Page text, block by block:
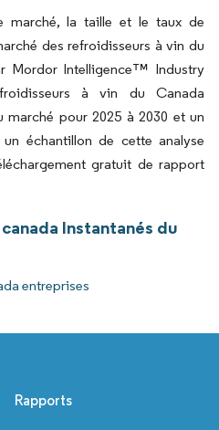
marché, la taille et le taux de
des refroidisseurs à vin du
Mordor Intelligence™ Industry
à vin du Canada
pour 2025 à 2030 et un
échantillon de cette analyse
gratuit de rapport
Instantanés du
entreprises
Rapports